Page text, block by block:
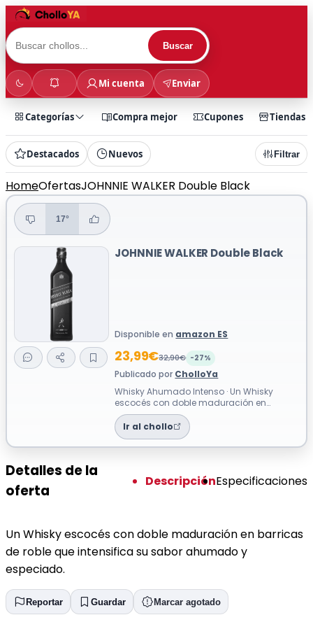
Buscar
Mi cuenta Enviar
Categorías Compra mejor Cupones Tiendas
Destacados Nuevos Filtrar
HomeOfertasJOHNNIE WALKER Double Black
17°
JOHNNIE WALKER Double Black
Disponible en amazon ES
23,99€32,90€ -27%
Publicado por CholloYa
Whisky Ahumado Intenso · Un Whisky
escocés con doble maduración en
barricas de roble que intensifica su sabor
ahumado...
Ir al chollo
Detalles de la
oferta
DescripciónEspecificaciones
Un Whisky escocés con doble maduración en barricas
de roble que intensifica su sabor ahumado y
especiado.
Reportar Guardar Marcar agotado